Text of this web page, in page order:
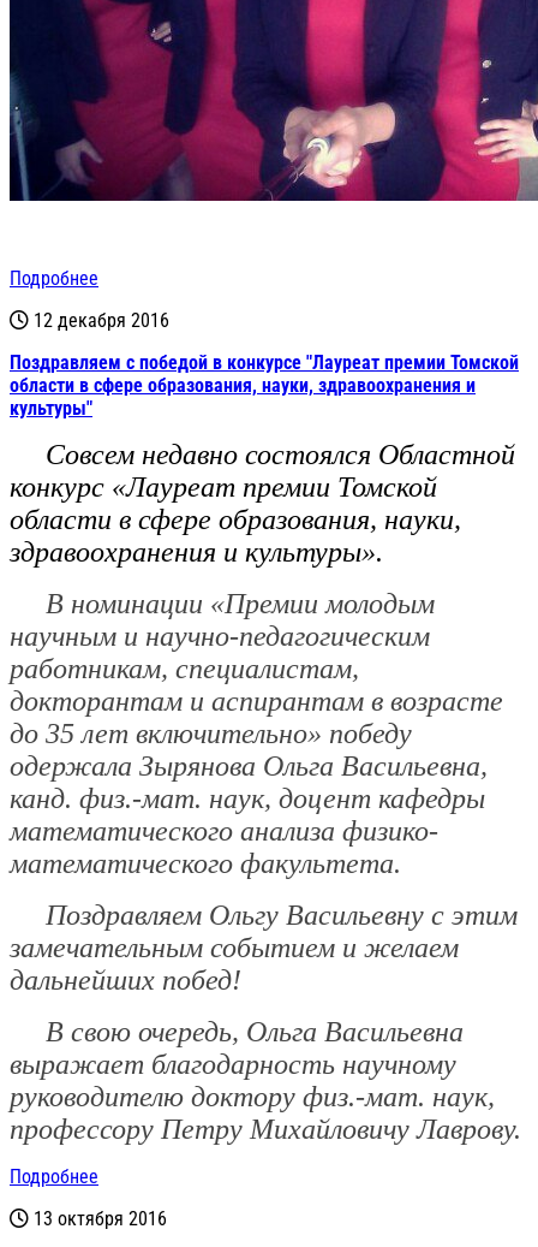
Подробнее
12 декабря 2016
Поздравляем с победой в конкурсе "Лауреат премии Томской
области в сфере образования, науки, здравоохранения и
культуры"
Совсем недавно состоялся Областной
конкурс «Лауреат премии Томской
области в сфере образования, науки,
здравоохранения и культуры».
В номинации «Премии молодым
научным и научно-педагогическим
работникам, специалистам,
докторантам и аспирантам в возрасте
до 35 лет включительно» победу
одержала Зырянова Ольга Васильевна,
канд. физ.-мат. наук, доцент кафедры
математического анализа физико-
математического факультета.
Поздравляем Ольгу Васильевну с этим
замечательным событием и желаем
дальнейших побед!
В свою очередь, Ольга Васильевна
выражает благодарность научному
руководителю доктору физ.-мат. наук,
профессору Петру Михайловичу Лаврову.
Подробнее
13 октября 2016